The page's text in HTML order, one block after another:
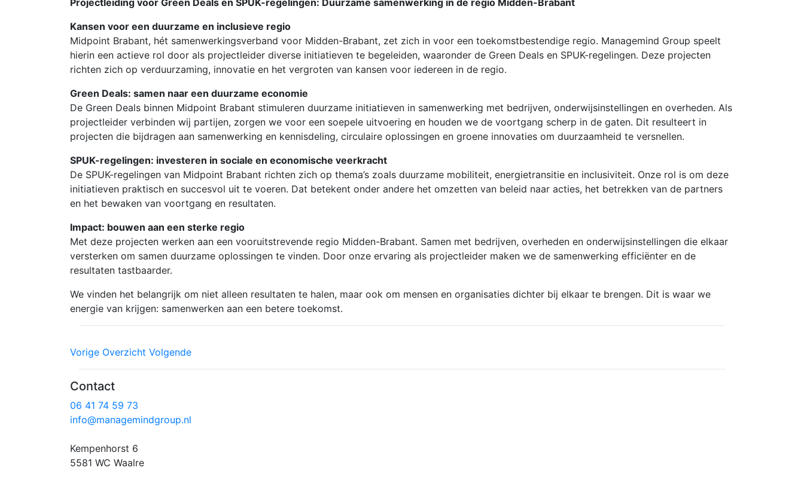
Projectleiding voor Green Deals en SPUK-regelingen: Duurzame samenwerking in de regio Midden-Brabant
Kansen voor een duurzame en inclusieve regio
Midpoint Brabant, hét samenwerkingsverband voor Midden-Brabant, zet zich in voor een toekomstbestendige regio. Managemind Group speelt
hierin een actieve rol door als projectleider diverse initiatieven te begeleiden, waaronder de Green Deals en SPUK-regelingen. Deze projecten
richten zich op verduurzaming, innovatie en het vergroten van kansen voor iedereen in de regio.
Green Deals: samen naar een duurzame economie
De Green Deals binnen Midpoint Brabant stimuleren duurzame initiatieven in samenwerking met bedrijven, onderwijsinstellingen en overheden. Als
projectleider verbinden wij partijen, zorgen we voor een soepele uitvoering en houden we de voortgang scherp in de gaten. Dit resulteert in
projecten die bijdragen aan samenwerking en kennisdeling, circulaire oplossingen en groene innovaties om duurzaamheid te versnellen.
SPUK-regelingen: investeren in sociale en economische veerkracht
De SPUK-regelingen van Midpoint Brabant richten zich op thema’s zoals duurzame mobiliteit, energietransitie en inclusiviteit. Onze rol is om deze
initiatieven praktisch en succesvol uit te voeren. Dat betekent onder andere het omzetten van beleid naar acties, het betrekken van de partners
en het bewaken van voortgang en resultaten.
Impact: bouwen aan een sterke regio
Met deze projecten werken aan een vooruitstrevende regio Midden-Brabant. Samen met bedrijven, overheden en onderwijsinstellingen die elkaar
versterken om samen duurzame oplossingen te vinden. Door onze ervaring als projectleider maken we de samenwerking efficiënter en de
resultaten tastbaarder.
We vinden het belangrijk om niet alleen resultaten te halen, maar ook om mensen en organisaties dichter bij elkaar te brengen. Dit is waar we
energie van krijgen: samenwerken aan een betere toekomst.
Vorige Overzicht Volgende
Contact
06 41 74 59 73
info@managemindgroup.nl
Kempenhorst 6
5581 WC Waalre